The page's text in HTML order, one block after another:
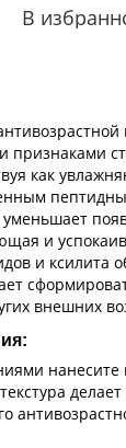
В
признаками
как
и
и ксилита
внешних
нанесите